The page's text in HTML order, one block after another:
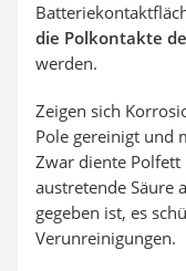
die Polkontakte
werden.
Zeigen sich
Pole gereinigt und
Zwar diente Polfett
austretende Säure
gegeben ist, es
Verunreinigungen.